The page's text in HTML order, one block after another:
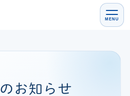
MENU
お知らせ